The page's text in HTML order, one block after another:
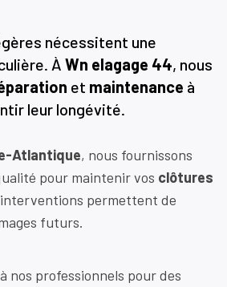
nécessitent une
À Wn elagage 44, nous
et maintenance à
leur longévité.
Atlantique, nous fournissons
pour maintenir vos clôtures
permettent de
futurs.
nos professionnels pour des